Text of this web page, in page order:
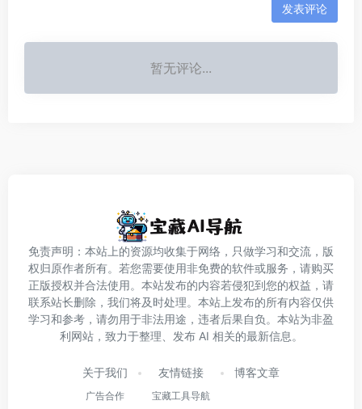
发表评论
暂无评论...
免责声明：本站上的资源均收集于网络，只做学习和交流，版
权归原作者所有。若您需要使用非免费的软件或服务，请购买
正版授权并合法使用。本站发布的内容若侵犯到您的权益，请
联系站长删除，我们将及时处理。本站上发布的所有内容仅供
学习和参考，请勿用于非法用途，违者后果自负。本站为非盈
利网站，致力于整理、发布 AI 相关的最新信息。
关于我们
广告合作
友情链接
宝藏工具导航
博客文章